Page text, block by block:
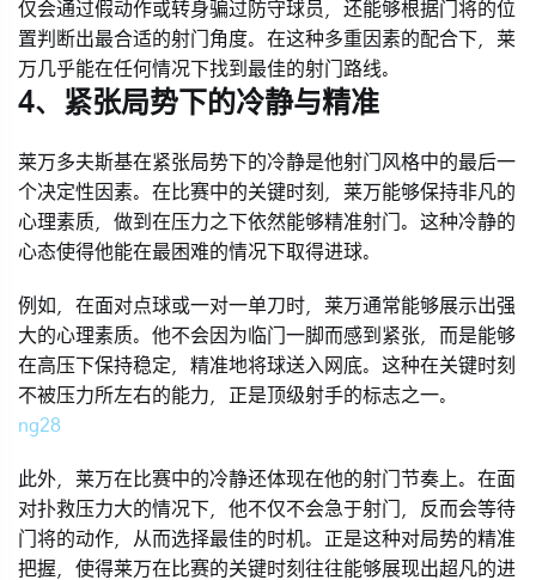
仅会通过假动作或转身骗过防守球员，还能够根据门将的位
置判断出最合适的射门角度。在这种多重因素的配合下，莱
万几乎能在任何情况下找到最佳的射门路线。
4、紧张局势下的冷静与精准
莱万多夫斯基在紧张局势下的冷静是他射门风格中的最后一
个决定性因素。在比赛中的关键时刻，莱万能够保持非凡的
心理素质，做到在压力之下依然能够精准射门。这种冷静的
心态使得他能在最困难的情况下取得进球。
例如，在面对点球或一对一单刀时，莱万通常能够展示出强
大的心理素质。他不会因为临门一脚而感到紧张，而是能够
在高压下保持稳定，精准地将球送入网底。这种在关键时刻
不被压力所左右的能力，正是顶级射手的标志之一。
ng28
此外，莱万在比赛中的冷静还体现在他的射门节奏上。在面
对扑救压力大的情况下，他不仅不会急于射门，反而会等待
门将的动作，从而选择最佳的时机。正是这种对局势的精准
把握，使得莱万在比赛的关键时刻往往能够展现出超凡的进